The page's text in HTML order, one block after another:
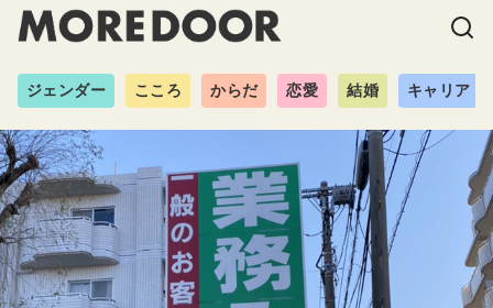
ジェンダー こころ からだ 恋愛 結婚 キャリア